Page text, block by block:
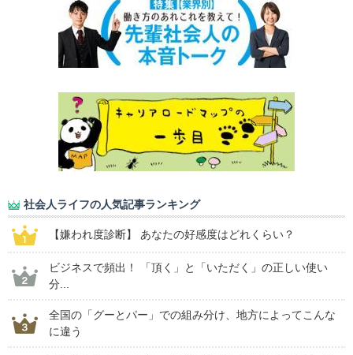
社会人ライフの人気記事ランキング
【嫌われ度診断】 あなたの好感度はどれくらい？
ビジネスで頻出！ 「頂く」と「いただく」の正しい使い
分...
全国の「グーとパー」での組み分け、地方によってこんな
に違う